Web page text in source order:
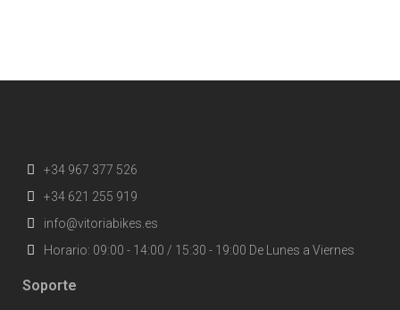
+34 967 377 526
+34 621 255 919
info@vitoriabikes.es
Horario: 09:00 - 14:00 / 15:30 - 19:00 De Lunes a Viernes
Soporte